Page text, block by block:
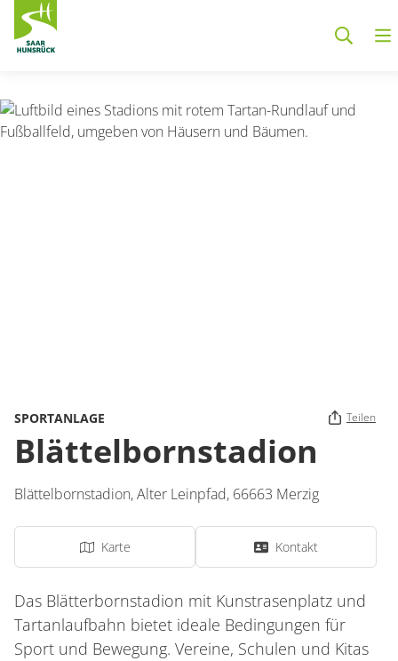
SPORTANLAGE Teilen
Blättelbornstadion
Blättelbornstadion,Alter Leinpfad, 66663 Merzig
Karte Kontakt
Das Blätterbornstadion mit Kunstrasenplatz und
Tartanlaufbahn bietet ideale Bedingungen für
Sport und Bewegung. Vereine, Schulen und Kitas